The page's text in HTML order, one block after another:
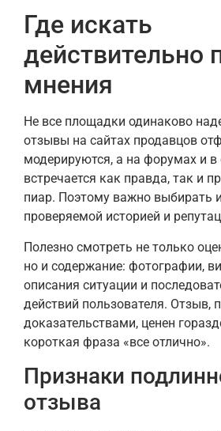
Где искать
действительно
мнения
Не все площадки одинаково
отзывы на сайтах продавцов
модерируются, а на форумах и в
встречается как правда, так и
пиар. Поэтому важно выбирать
проверяемой историей и
Полезно смотреть не только
но и содержание: фотографии,
описания ситуации и
действий пользователя. Отзыв,
доказательствами, ценен
короткая фраза «все отлично».
Признаки
отзыва